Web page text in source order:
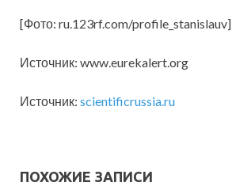
[Фото: ru.123rf.com/profile_stanislauv]
Источник: www.eurekalert.org
Источник: scientificrussia.ru
ПОХОЖИЕ ЗАПИСИ